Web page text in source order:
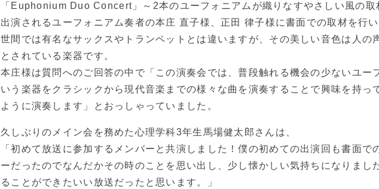
「Euphonium Duo Concert」～2本のユーフォニアムが織りなすやさしい風の取
出演されるユーフォニアム奏者の本庄 直子様、正田 律子様に書面での取材を行い
世間では有名なサックスやトランペットとは違いますが、その美しい音色は人の
とされている楽器です。
本庄様は質問へのご回答の中で「この演奏会では、普段触れる機会の少ないユー
いう楽器をクラシックから現代音楽までの様々な曲を演奏することで興味を持っ
ように演奏します」とおっしゃっていました。
久しぶりのメイン会を務めた心理学科3年生馬場健太郎さんは、
「初めて放送に参加するメンバーと共演しました！僕の初めての出演回も書面で
ーだったのでなんだかその時のことを思い出し、少し懐かしい気持ちになりまし
ることができたいい放送だったと思います。」